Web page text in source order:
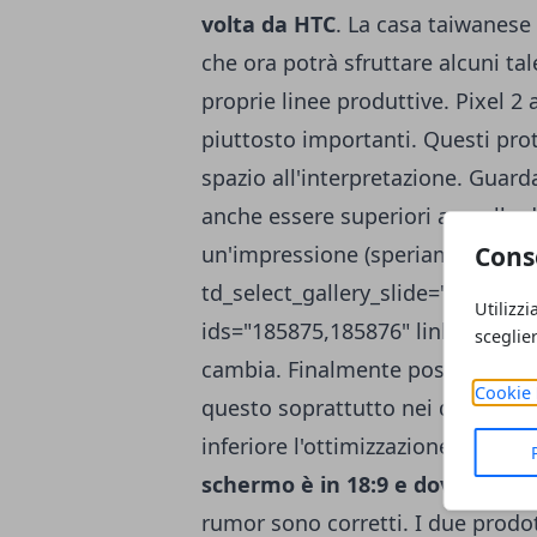
Cookie
volta da HTC. La casa
che ora potrà sfruttare alcuni
proprie linee produttive. Pixel 2
piuttosto importanti. Questi
spazio all'interpretazione.
anche essere superiori a quelle
un'impressione (speriamo!).
td_select_gallery_slide="slide"
ids="185875,185876" link="file"]
cambia. Finalmente possiamo
questo soprattutto nei due lati
inferiore l'ottimizzazione è
schermo è in 18:9 e dovrebbe
rumor sono corretti. I due